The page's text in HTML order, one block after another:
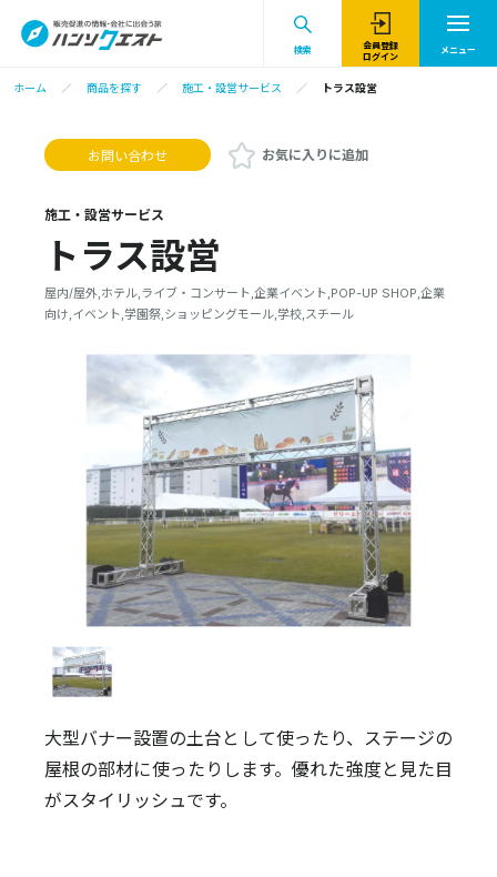
検索
会員登録
ログイン
メニュー
ホーム 商品を探す 施工・設営サービス トラス設営
お問い合わせ お気に入りに追加
施工・設営サービス
トラス設営
屋内/屋外,ホテル,ライブ・コンサート,企業イベント,POP-UP SHOP,企業
向け,イベント,学園祭,ショッピングモール,学校,スチール
大型バナー設置の土台として使ったり、ステージの
屋根の部材に使ったりします。優れた強度と見た目
がスタイリッシュです。